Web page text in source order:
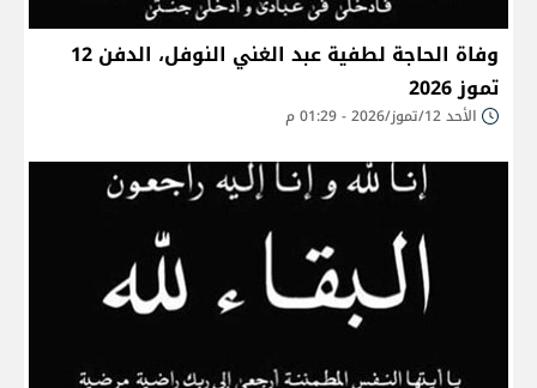
وفاة الحاجة لطفية عبد الغني النوفل، الدفن 12
تموز 2026
الأحد 12/تموز/2026 - 01:29 م